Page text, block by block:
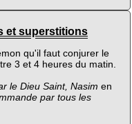
et superstitions
qu'il faut conjurer le
3 et 4 heures du matin.
le Dieu Saint, Nasim en
par tous les